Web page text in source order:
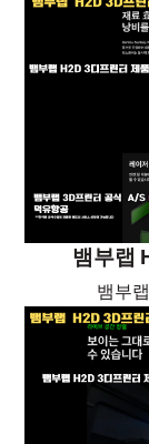
뱀부랩
뱀부